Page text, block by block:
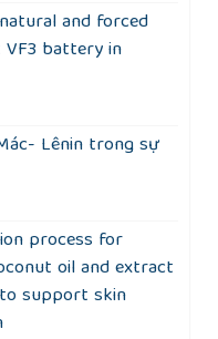
and forced
battery in
Lênin trong sự
process for
oil and extract
support skin